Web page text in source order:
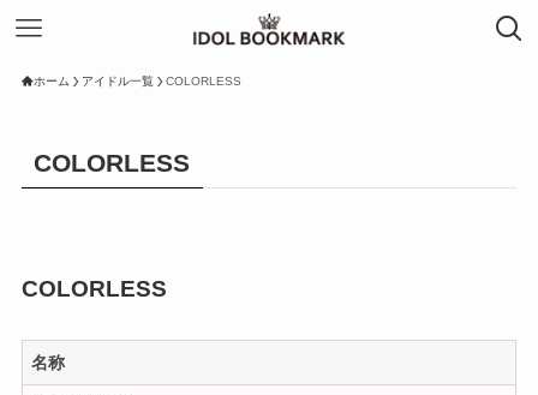
ホーム アイドル一覧 COLORLESS
COLORLESS
COLORLESS
名称